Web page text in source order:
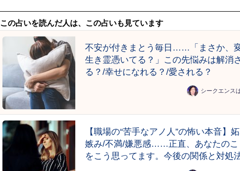
この占いを読んだ人は、この占いも見ています
不安が付きまとう毎日……「まさか、
生き霊憑いてる？」この先悩みは解消
る？/幸せになれる？/愛される？
シークエンス
【職場の“苦手なアノ人”の怖い本音】
嫉み/不満/嫌悪感……正直、あなたのこ
をこう思ってます。今後の関係と対処